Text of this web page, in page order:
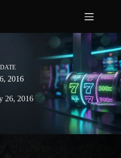
2016
26, 2016